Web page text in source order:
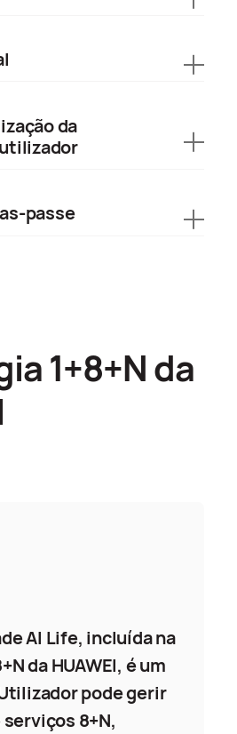
da
passe
1+8+N da
AI Life, incluída na
da HUAWEI, é um
pode gerir
8+N,